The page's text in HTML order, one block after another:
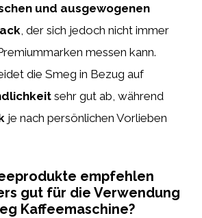
und ausgewogenen
, der sich jedoch nicht immer
messen kann.
die Smeg in Bezug auf
sehr gut ab, während
je nach persönlichen Vorlieben
empfehlen
gut für die Verwendung
Kaffeemaschine?